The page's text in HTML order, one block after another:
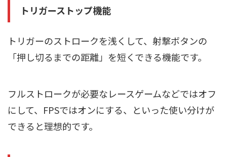
トリガーストップ機能
トリガーのストロークを浅くして、射撃ボタンの
「押し切るまでの距離」を短くできる機能です。
フルストロークが必要なレースゲームなどではオフ
にして、FPSではオンにする、といった使い分けが
できると理想的です。